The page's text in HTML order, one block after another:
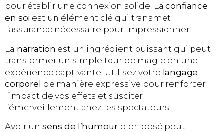
pour établir une connexion solide. La confiance
en soi est un élément clé qui transmet
l’assurance nécessaire pour impressionner.
La narration est un ingrédient puissant qui peut
transformer un simple tour de magie en une
expérience captivante. Utilisez votre langage
corporel de manière expressive pour renforcer
l’impact de vos effets et susciter
l’émerveillement chez les spectateurs.
Avoir un sens de l’humour bien dosé peut